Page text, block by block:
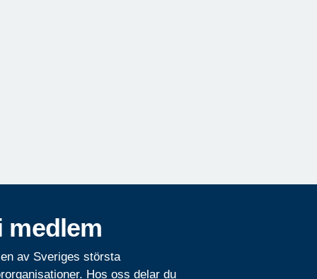
medlem
av Sveriges största
Hos oss delar du